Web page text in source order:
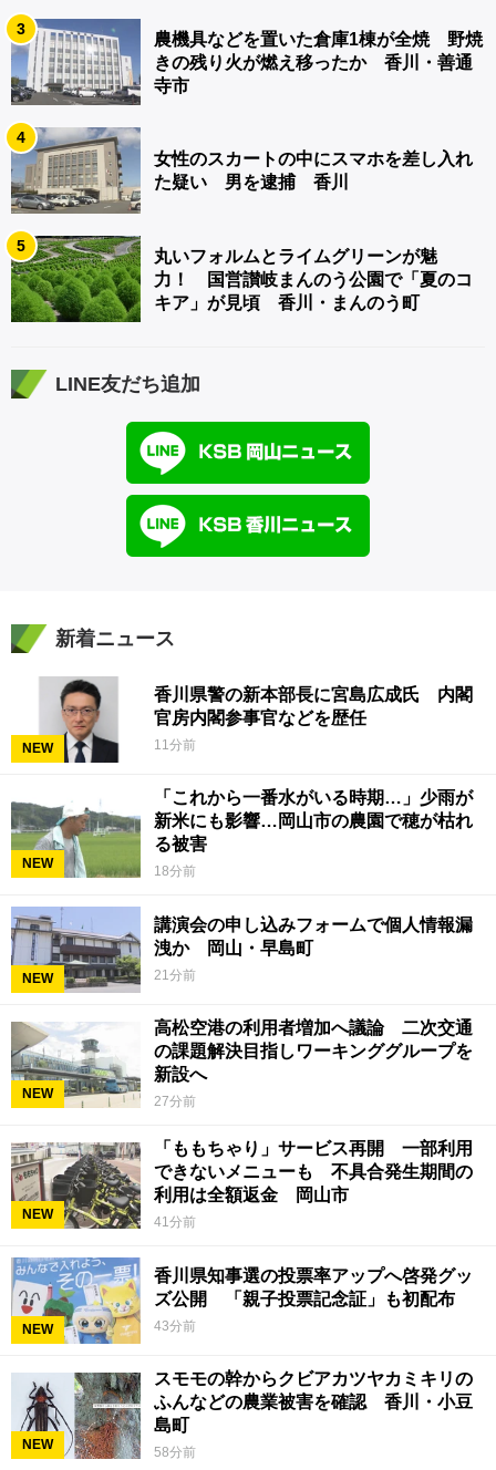
3
農機具などを置いた倉庫1棟が全焼 野焼
きの残り火が燃え移ったか 香川・善通
寺市
4
女性のスカートの中にスマホを差し入れ
た疑い 男を逮捕 香川
5
丸いフォルムとライムグリーンが魅
力！ 国営讃岐まんのう公園で「夏のコ
キア」が見頃 香川・まんのう町
LINE友だち追加
新着ニュース
NEW
香川県警の新本部長に宮島広成氏 内閣
官房内閣参事官などを歴任
11分前
NEW
「これから一番水がいる時期…」少雨が
新米にも影響…岡山市の農園で穂が枯れ
る被害
18分前
NEW
講演会の申し込みフォームで個人情報漏
洩か 岡山・早島町
21分前
NEW
高松空港の利用者増加へ議論 二次交通
の課題解決目指しワーキンググループを
新設へ
27分前
NEW
「ももちゃり」サービス再開 一部利用
できないメニューも 不具合発生期間の
利用は全額返金 岡山市
41分前
NEW
香川県知事選の投票率アップへ啓発グッ
ズ公開 「親子投票記念証」も初配布
43分前
NEW
スモモの幹からクビアカツヤカミキリの
ふんなどの農業被害を確認 香川・小豆
島町
58分前